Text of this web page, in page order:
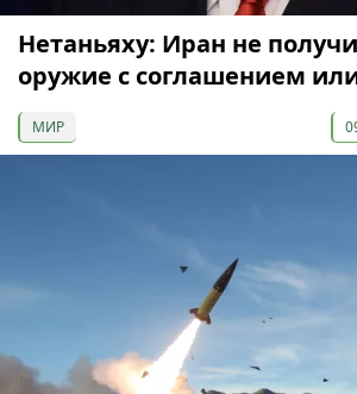
Нетаньяху: Иран не
оружие с соглашением
МИР